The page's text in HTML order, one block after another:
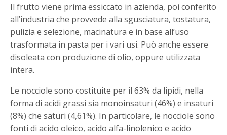
Il frutto viene prima essiccato in azienda, poi conferito
all’industria che provvede alla sgusciatura, tostatura,
pulizia e selezione, macinatura e in base all’uso
trasformata in pasta per i vari usi. Può anche essere
disoleata con produzione di olio, oppure utilizzata
intera.
Le nocciole sono costituite per il 63% da lipidi, nella
forma di acidi grassi sia monoinsaturi (46%) e insaturi
(8%) che saturi (4,61%). In particolare, le nocciole sono
fonti di acido oleico, acido alfa-linolenico e acido